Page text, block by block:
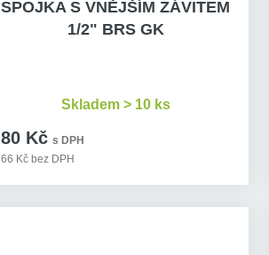
SPOJKA S VNĚJŠÍM ZÁVITEM
1/2" BRS GK
80 Kč s DPH
66 Kč bez DPH
Skladem > 10 ks